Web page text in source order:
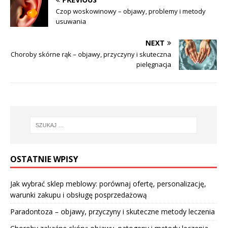
Czop woskowinowy – objawy, problemy i metody
usuwania
NEXT
Choroby skórne rąk – objawy, przyczyny i skuteczna
pielęgnacja
OSTATNIE WPISY
Jak wybrać sklep meblowy: porównaj ofertę, personalizację,
warunki zakupu i obsługę posprzedażową
Paradontoza – objawy, przyczyny i skuteczne metody leczenia